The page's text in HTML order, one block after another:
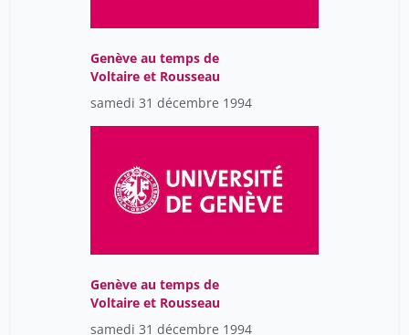
Genève au temps de
Voltaire et Rousseau
samedi 31 décembre 1994
Genève au temps de
Voltaire et Rousseau
samedi 31 décembre 1994